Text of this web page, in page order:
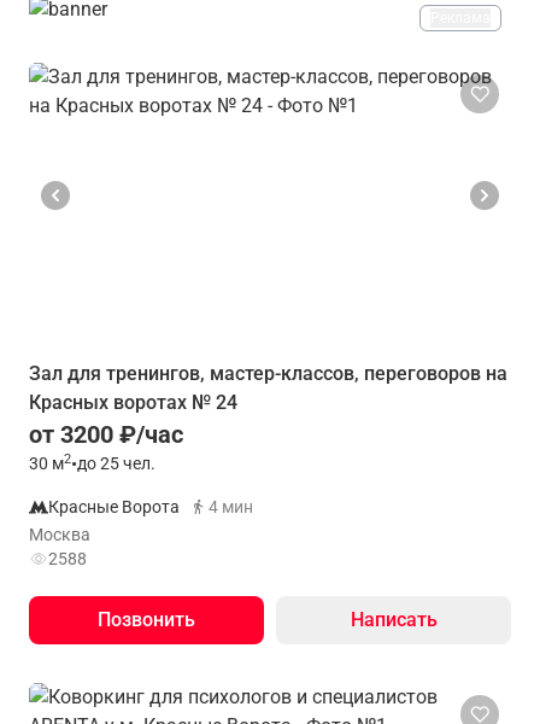
Зал для тренингов, мастер-классов, переговоров на
Красных воротах № 24
от 3200 ₽/час
30 м2•до 25 чел.
Красные Ворота
4 мин
Москва
2588
Позвонить Написать